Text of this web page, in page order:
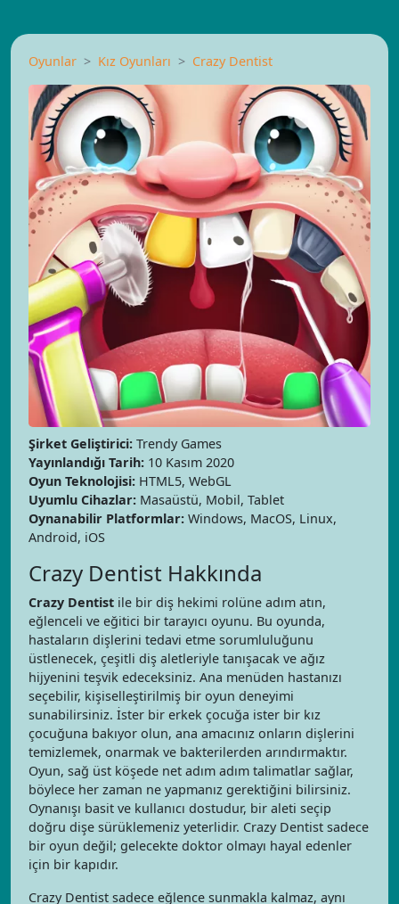
Oyunlar Kız Oyunları Crazy Dentist
Şirket Geliştirici: Trendy Games
Yayınlandığı Tarih: 10 Kasım 2020
Oyun Teknolojisi: HTML5, WebGL
Uyumlu Cihazlar: Masaüstü, Mobil, Tablet
Oynanabilir Platformlar: Windows, MacOS, Linux,
Android, iOS
Crazy Dentist Hakkında
Crazy Dentist ile bir diş hekimi rolüne adım atın,
eğlenceli ve eğitici bir tarayıcı oyunu. Bu oyunda,
hastaların dişlerini tedavi etme sorumluluğunu
üstlenecek, çeşitli diş aletleriyle tanışacak ve ağız
hijyenini teşvik edeceksiniz. Ana menüden hastanızı
seçebilir, kişiselleştirilmiş bir oyun deneyimi
sunabilirsiniz. İster bir erkek çocuğa ister bir kız
çocuğuna bakıyor olun, ana amacınız onların dişlerini
temizlemek, onarmak ve bakterilerden arındırmaktır.
Oyun, sağ üst köşede net adım adım talimatlar sağlar,
böylece her zaman ne yapmanız gerektiğini bilirsiniz.
Oynanışı basit ve kullanıcı dostudur, bir aleti seçip
doğru dişe sürüklemeniz yeterlidir. Crazy Dentist sadece
bir oyun değil; gelecekte doktor olmayı hayal edenler
için bir kapıdır.
Crazy Dentist sadece eğlence sunmakla kalmaz, aynı